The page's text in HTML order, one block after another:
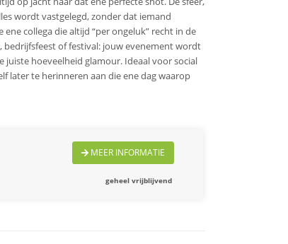
wordt vastgelegd, zonder dat iemand
collega die altijd “per ongeluk” recht in de
bedrijfsfeest of festival: jouw evenement wordt
hoeveelheid glamour. Ideaal voor social
later te herinneren aan die ene dag waarop
MEER INFORMATIE
geheel vrijblijvend